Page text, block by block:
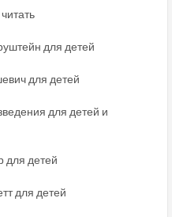
для детей
для детей
для детей и
для детей
для детей